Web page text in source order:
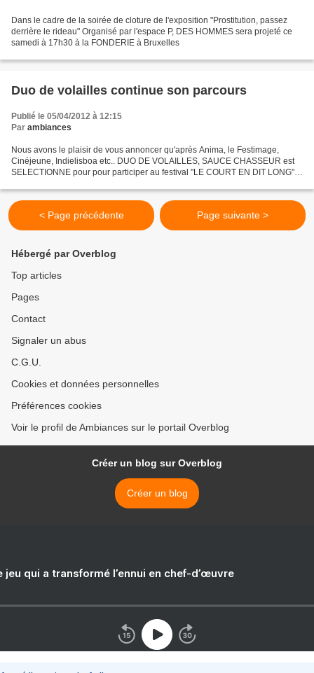
Dans le cadre de la soirée de cloture de l'exposition "Prostitution, passez
derrière le rideau" Organisé par l'espace P, DES HOMMES sera projeté ce
samedi à 17h30 à la FONDERIE à Bruxelles
Duo de volailles continue son parcours
Publié le 05/04/2012 à 12:15
Par ambiances
Nous avons le plaisir de vous annoncer qu'après Anima, le Festimage,
Cinéjeune, Indielisboa etc.. DUO DE VOLAILLES, SAUCE CHASSEUR est
SELECTIONNE pour pour participer au festival "LE COURT EN DIT LONG"
< Page précédente Page suivante >
Hébergé par Overblog
Top articles
Pages
Contact
Signaler un abus
C.G.U.
Cookies et données personnelles
Préférences cookies
Voir le profil de Ambiances sur le portail Overblog
Créer un blog sur Overblog
Créer un blog
jeu qui a transformé l’ennui en chef-d’œuvre